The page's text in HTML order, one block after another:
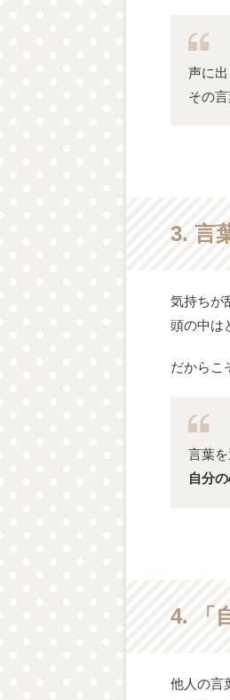
声に出
その
3. 言
気持ちが
頭の中は
だからこ
言葉を
自分
4. 「
他人の言